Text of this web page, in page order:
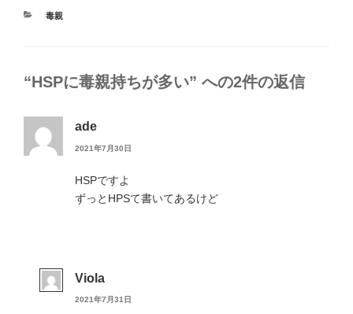
カ
毒親
“HSPに毒親持ちが多い” への2件の返信
ade
2021年7月30日
HSPですよ
ずっとHPSて書いてあるけど
Viola
2021年7月31日